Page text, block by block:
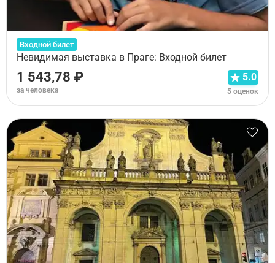
Входной билет
Невидимая выставка в Праге: Входной билет
1 543,78 ₽
за человека
5.0
5 оценок